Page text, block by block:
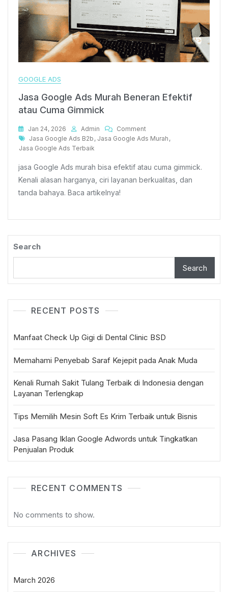
GOOGLE ADS
Jasa Google Ads Murah Beneran Efektif
atau Cuma Gimmick
Jan 24, 2026 Admin CommentOn
Jasa
Murah
Beneran
Tags
Jasa Google Ads B2b , Jasa Google Ads Murah ,
Jasa Google Ads Terbaik
jasa Google Ads murah bisa efektif atau cuma gimmick.
Kenali alasan harganya, ciri layanan berkualitas, dan
tanda bahaya. Baca artikelnya!
Search
Search
RECENT POSTS
Manfaat Check Up Gigi di Dental Clinic BSD
Memahami Penyebab Saraf Kejepit pada Anak Muda
Kenali Rumah Sakit Tulang Terbaik di Indonesia dengan
Layanan Terlengkap
Tips Memilih Mesin Soft Es Krim Terbaik untuk Bisnis
Jasa Pasang Iklan Google Adwords untuk Tingkatkan
Penjualan Produk
RECENT COMMENTS
No comments to show.
ARCHIVES
March 2026